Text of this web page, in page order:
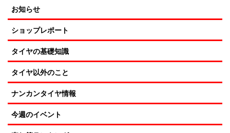
お知らせ
ショップレポート
タイヤの基礎知識
タイヤ以外のこと
ナンカンタイヤ情報
今週のイベント